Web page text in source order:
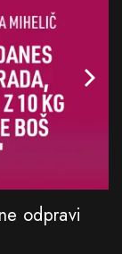
odpravi